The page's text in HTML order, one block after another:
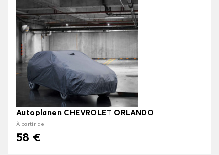
Autoplanen CHEVROLET ORLANDO
À partir de
58 €